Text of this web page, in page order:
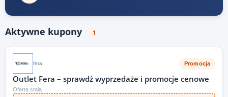
Aktywne kupony 1
fera Promocja
Outlet Fera – sprawdż wyprzedaże i promocje cenowe
Oferta stała